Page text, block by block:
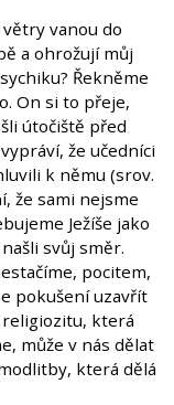
vanou do
a ohrožují můj
Řekněme
On si to přeje,
útočiště před
že učedníci
k němu (srov.
že sami nejsme
Ježíše jako
svůj směr.
pocitem,
pokušení uzavřít
religiozitu, která
může v nás dělat
která dělá